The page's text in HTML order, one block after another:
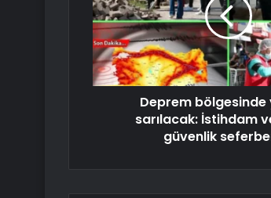
Deprem
sarılacak: İstihdam
güvenlik